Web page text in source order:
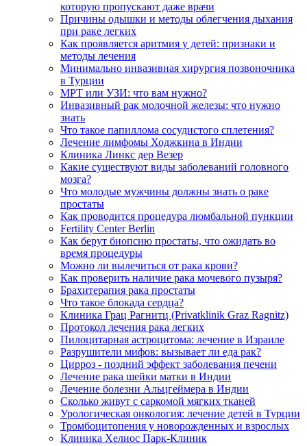
которую пропускают даже врачи
Причины одышки и методы облегчения дыхания
при раке легких
Как проявляется аритмия у детей: признаки и
методы лечения
Минимально инвазивная хирургия позвоночника
в Турции
МРТ или УЗИ: что вам нужно?
Инвазивный рак молочной железы: что нужно
знать
Что такое папиллома сосудистого сплетения?
Лечение лимфомы Ходжкина в Индии
Клиника Линкс дер Везер
Какие существуют виды заболеваний головного
мозга?
Что молодые мужчины должны знать о раке
простаты
Как проводится процедура люмбальной пункции
Fertility Center Berlin
Как берут биопсию простаты, что ожидать во
время процедуры
Можно ли вылечиться от рака крови?
Как проверить наличие рака мочевого пузыря?
Брахитерапия рака простаты
Что такое блокада сердца?
Клиника Грац Рагнитц (Privatklinik Graz Ragnitz)
Протокол лечения рака легких
Пилоцитарная астроцитома: лечение в Израиле
Разрушители мифов: вызывает ли еда рак?
Цирроз - поздний эффект заболевания печени
Лечение рака шейки матки в Индии
Лечение болезни Альцгеймера в Индии
Сколько живут с саркомой мягких тканей
Урологическая онкология: лечение детей в Турции
Тромбоцитопения у новорожденных и взрослых
Клиника Хелиос Парк-Клиник